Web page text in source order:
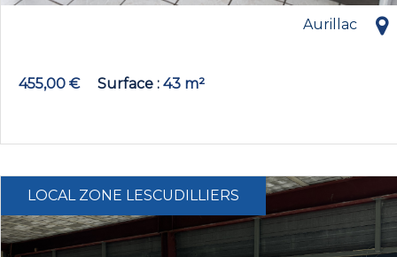
Aurillac
455,00 € Surface 43 m²
LOCAL ZONE LESCUDILLIERS